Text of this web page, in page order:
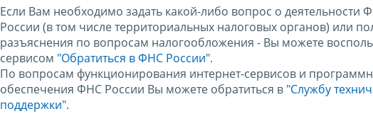
Если Вам необходимо задать какой-либо вопрос о деятельности
России (в том числе территориальных налоговых органов) или
разъяснения по вопросам налогообложения - Вы можете
сервисом "Обратиться в ФНС России".
По вопросам функционирования интернет-сервисов и
обеспечения ФНС России Вы можете обратиться в "Службу
поддержки".